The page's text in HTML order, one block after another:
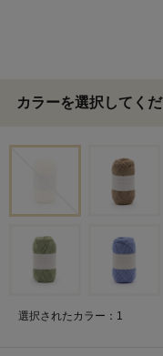
カラーを選択してく
選択されたカラー：1